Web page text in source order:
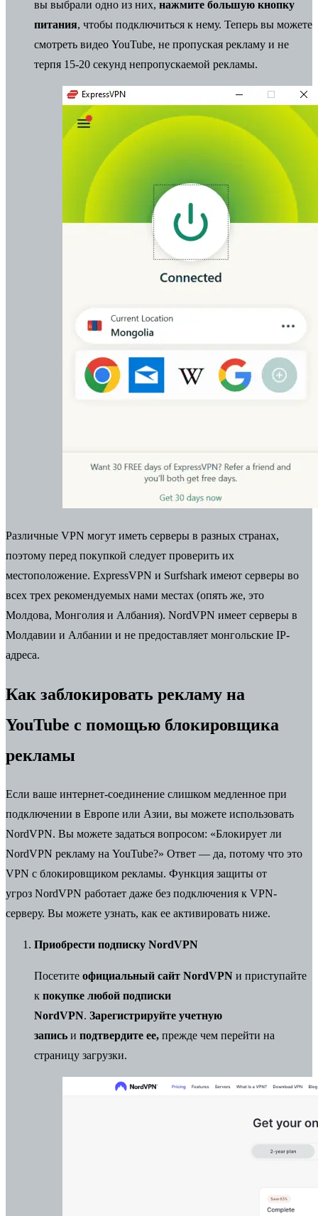
вы выбрали одно из них, нажмите большую кнопку
питания, чтобы подключиться к нему. Теперь вы можете
смотреть видео YouTube, не пропуская рекламу и не
терпя 15-20 секунд непропускаемой рекламы.
Различные VPN могут иметь серверы в разных странах,
поэтому перед покупкой следует проверить их
местоположение. ExpressVPN и Surfshark имеют серверы во
всех трех рекомендуемых нами местах (опять же, это
Молдова, Монголия и Албания). NordVPN имеет серверы в
Молдавии и Албании и не предоставляет монгольские IP-
адреса.
Как заблокировать рекламу на
YouTube с помощью блокировщика
рекламы
Если ваше интернет-соединение слишком медленное при
подключении в Европе или Азии, вы можете использовать
NordVPN. Вы можете задаться вопросом: «Блокирует ли
NordVPN рекламу на YouTube?» Ответ — да, потому что это
VPN с блокировщиком рекламы. Функция защиты от
угроз NordVPN работает даже без подключения к VPN-
серверу. Вы можете узнать, как ее активировать ниже.
Приобрести подписку NordVPN
Посетите официальный сайт NordVPN и приступайте
к покупке любой подписки
NordVPN. Зарегистрируйте учетную
запись и подтвердите ее, прежде чем перейти на
страницу загрузки.